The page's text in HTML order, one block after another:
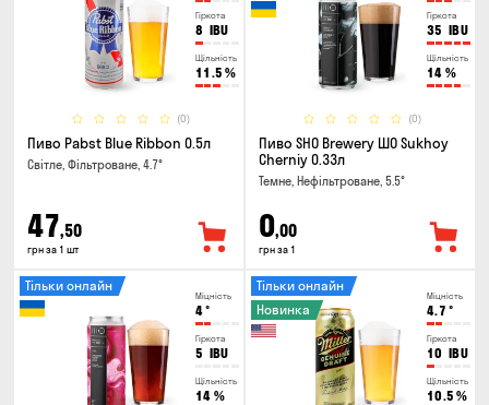
Гіркота
8 IBU
Щільність
11.5 %
(0)
Пиво Pabst Blue Ribbon 0.5л
Світле, Фільтроване, 4.7°
47,50
грн за 1 шт
Гіркота
35 IBU
Щільність
14 %
(0)
Пиво SHO Brewery ШО Sukhoy
Cherniy 0.33л
Темне, Нефільтроване, 5.5°
0,00
грн за 1
Міцність
4°
Гіркота
5 IBU
Щільність
14 %
Тільки онлайн
Міцність
4.7 °
Гіркота
10 IBU
Щільність
10.5 %
Тільки онлайн
Новинка